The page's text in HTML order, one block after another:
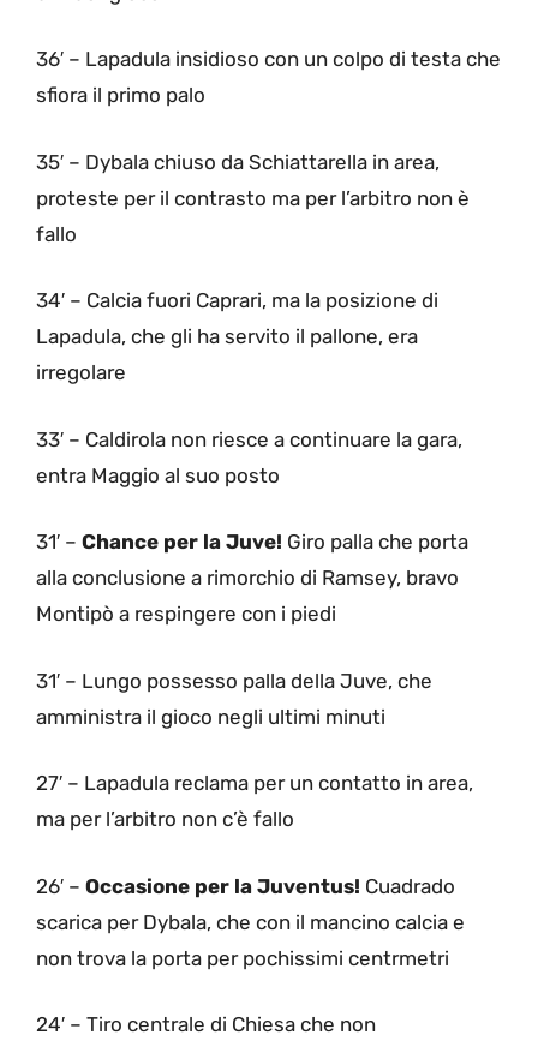
36′ – Lapadula insidioso con un colpo di testa che
sfiora il primo palo
35′ – Dybala chiuso da Schiattarella in area,
proteste per il contrasto ma per l’arbitro non è
fallo
34′ – Calcia fuori Caprari, ma la posizione di
Lapadula, che gli ha servito il pallone, era
irregolare
33′ – Caldirola non riesce a continuare la gara,
entra Maggio al suo posto
31′ – Chance per la Juve! Giro palla che porta
alla conclusione a rimorchio di Ramsey, bravo
Montipò a respingere con i piedi
31′ – Lungo possesso palla della Juve, che
amministra il gioco negli ultimi minuti
27′ – Lapadula reclama per un contatto in area,
ma per l’arbitro non c’è fallo
26′ – Occasione per la Juventus! Cuadrado
scarica per Dybala, che con il mancino calcia e
non trova la porta per pochissimi centrmetri
24′ – Tiro centrale di Chiesa che non